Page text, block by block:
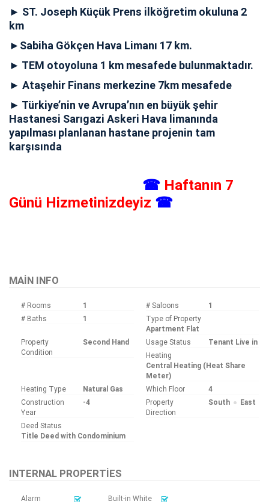
► ST. Joseph Küçük Prens ilköğretim okuluna 2
km
►Sabiha Gökçen Hava Limanı 17 km.
► TEM otoyoluna 1 km mesafede bulunmaktadır.
► Ataşehir Finans merkezine 7km mesafede
► Türkiye’nin ve Avrupa’nın en büyük şehir
Hastanesi Sarıgazi Askeri Hava limanında
yapılması planlanan hastane projenin tam
karşısında
☎ Haftanın 7
Günü Hizmetinizdeyiz ☎
MAIN INFO
# Rooms 1 # Saloons
1
# Baths
1
Type of Property
Apartment Flat
Property
Condition
Second Hand Usage Status
Tenant Live in
Heating
Central Heating (Heat Share
Meter)
Heating Type
Natural Gas Which Floor
4
Construction
Year
-4
Property
Direction
South East
Deed Status
Title Deed with Condominium
INTERNAL PROPERTIES
Alarm Built-in White